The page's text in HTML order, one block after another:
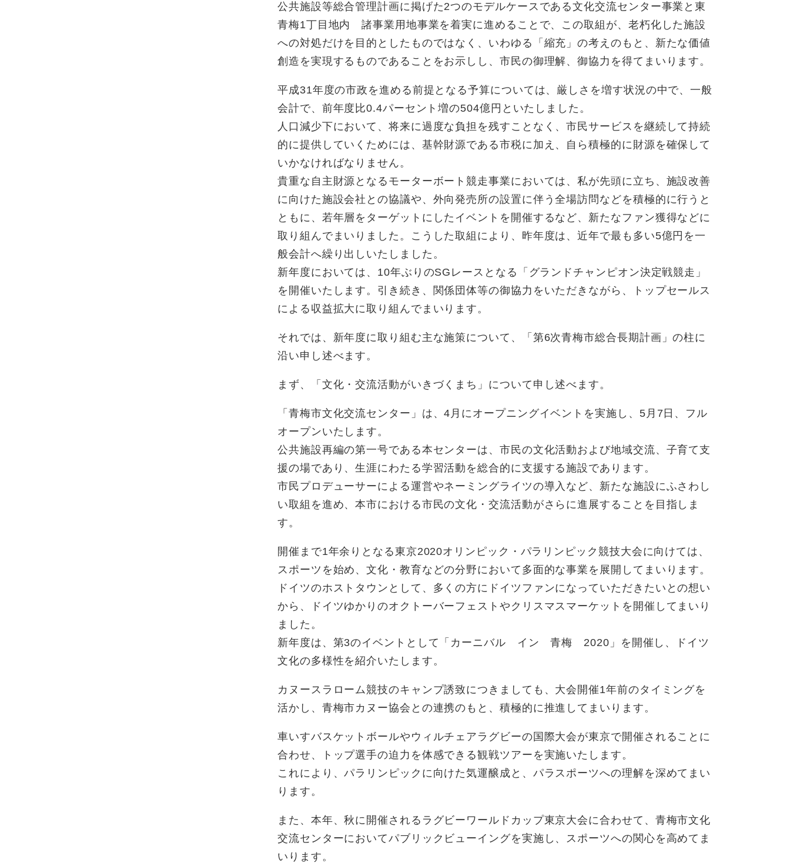
公共施設等総合管理計画に掲げた2つのモデルケースである文化交流センター事業と東
青梅1丁目地内 諸事業用地事業を着実に進めることで、この取組が、老朽化した施設
への対処だけを目的としたものではなく、いわゆる「縮充」の考えのもと、新たな価値
創造を実現するものであることをお示しし、市民の御理解、御協力を得てまいります。
平成31年度の市政を進める前提となる予算については、厳しさを増す状況の中で、一般
会計で、前年度比0.4パーセント増の504億円といたしました。
人口減少下において、将来に過度な負担を残すことなく、市民サービスを継続して持続
的に提供していくためには、基幹財源である市税に加え、自ら積極的に財源を確保して
いかなければなりません。
貴重な自主財源となるモーターボート競走事業においては、私が先頭に立ち、施設改善
に向けた施設会社との協議や、外向発売所の設置に伴う全場訪問などを積極的に行うと
ともに、若年層をターゲットにしたイベントを開催するなど、新たなファン獲得などに
取り組んでまいりました。こうした取組により、昨年度は、近年で最も多い5億円を一
般会計へ繰り出しいたしました。
新年度においては、10年ぶりのSGレースとなる「グランドチャンピオン決定戦競走」
を開催いたします。引き続き、関係団体等の御協力をいただきながら、トップセールス
による収益拡大に取り組んでまいります。
それでは、新年度に取り組む主な施策について、「第6次青梅市総合長期計画」の柱に
沿い申し述べます。
まず、「文化・交流活動がいきづくまち」について申し述べます。
「青梅市文化交流センター」は、4月にオープニングイベントを実施し、5月7日、フル
オープンいたします。
公共施設再編の第一号である本センターは、市民の文化活動および地域交流、子育て支
援の場であり、生涯にわたる学習活動を総合的に支援する施設であります。
市民プロデューサーによる運営やネーミングライツの導入など、新たな施設にふさわし
い取組を進め、本市における市民の文化・交流活動がさらに進展することを目指しま
す。
開催まで1年余りとなる東京2020オリンピック・パラリンピック競技大会に向けては、
スポーツを始め、文化・教育などの分野において多面的な事業を展開してまいります。
ドイツのホストタウンとして、多くの方にドイツファンになっていただきたいとの想い
から、ドイツゆかりのオクトーバーフェストやクリスマスマーケットを開催してまいり
ました。
新年度は、第3のイベントとして「カーニバル イン 青梅 2020」を開催し、ドイツ
文化の多様性を紹介いたします。
カヌースラローム競技のキャンプ誘致につきましても、大会開催1年前のタイミングを
活かし、青梅市カヌー協会との連携のもと、積極的に推進してまいります。
車いすバスケットボールやウィルチェアラグビーの国際大会が東京で開催されることに
合わせ、トップ選手の迫力を体感できる観戦ツアーを実施いたします。
これにより、パラリンピックに向けた気運醸成と、パラスポーツへの理解を深めてまい
ります。
また、本年、秋に開催されるラグビーワールドカップ東京大会に合わせて、青梅市文化
交流センターにおいてパブリックビューイングを実施し、スポーツへの関心を高めてま
いります。